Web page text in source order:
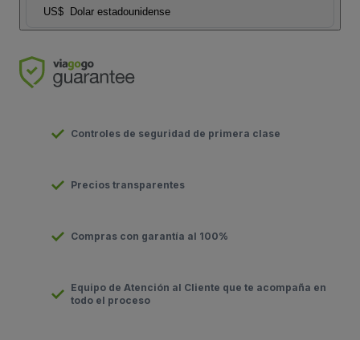
US$ Dolar estadounidense
Controles de seguridad de primera clase
Precios transparentes
Compras con garantía al 100%
Equipo de Atención al Cliente que te acompaña en
todo el proceso